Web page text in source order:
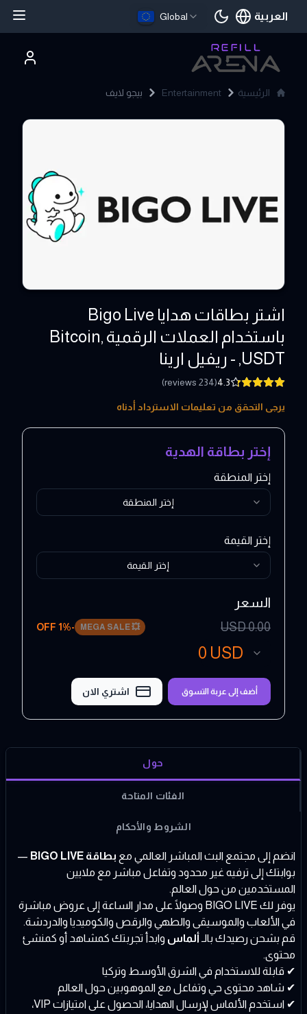
Global العربية
اللغة الحالية
الرئيسية Entertainment بيجو لايف
اشتر بطاقات هدايا Bigo Live
باستخدام العملات الرقمية ,Bitcoin
,USDT - ريفيل ارينا
4.3
(
234
reviews
)
1 - 475 USDيرجى التحقق من تعليمات الاسترداد أدناه
إختر بطاقة الهدية
إختر المنطقة
إختر المنطقة
إختر القيمة
إختر القيمة
السعر
0.00
USD
💥
MEGA SALE
-
1% OFF
0 USD
أضف إلى عربة التسوق اشتري الان
حول
الفئات المتاحة
الشروط والأحكام
انضم إلى مجتمع البث المباشر العالمي مع بطاقة BIGO LIVE
—
بوابتك إلى ترفيه غير محدود وتفاعل مباشر مع ملايين
المستخدمين من حول العالم.
يوفر لك BIGO LIVE وصولًا على مدار الساعة إلى عروض مباشرة
في الألعاب والموسيقى والطهي والرقص والكوميديا والدردشة.
قم بشحن رصيدك بالـ ألماس وابدأ تجربتك كمشاهد أو كمنشئ
محتوى.
✔ قابلة للاستخدام في الشرق الأوسط وتركيا
✔ شاهد محتوى حي وتفاعل مع الموهوبين حول العالم
✔ استخدم الألماس لإرسال الهدايا، الحصول على امتيازات VIP،